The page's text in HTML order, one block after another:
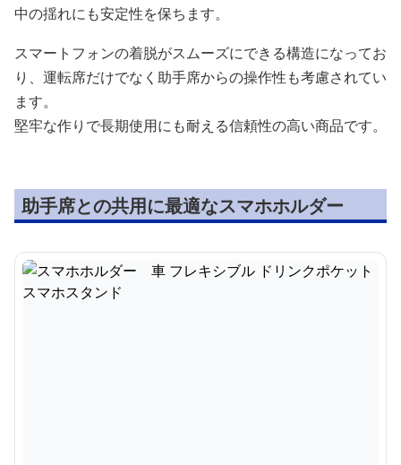
中の揺れにも安定性を保ちます。
スマートフォンの着脱がスムーズにできる構造になってお
り、運転席だけでなく助手席からの操作性も考慮されてい
ます。
堅牢な作りで長期使用にも耐える信頼性の高い商品です。
助手席との共用に最適なスマホホルダー